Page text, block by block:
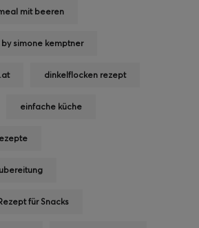
mit beeren
simone kemptner
dinkelflocken rezept
einfache küche
für Snacks